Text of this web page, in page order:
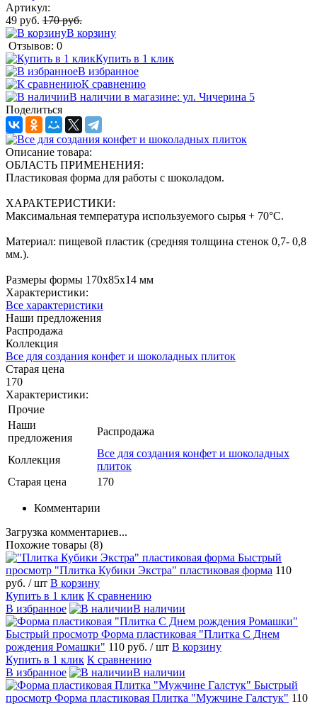
Артикул:
49 руб. 170 руб.
В корзину
Отзывов: 0
Купить в 1 клик
В избранное
К сравнению
В наличии в магазине: ул. Чичерина 5
Поделиться
Описание товара:
ОБЛАСТЬ ПРИМЕНЕНИЯ:
Пластиковая форма для работы с шоколадом.
ХАРАКТЕРИСТИКИ:
Максимальная температура используемого сырья + 70°С.
Материал: пищевой пластик (средняя толщина стенок 0,7- 0,8
мм.).
Размеры формы 170x85x14 мм
Характеристики:
Все характеристики
Наши предложения
Распродажа
Коллекция
Все для создания конфет и шоколадных плиток
Старая цена
170
Характеристики:
Прочие
Наши
предложения
Распродажа
Коллекция
Все для создания конфет и шоколадных
плиток
Старая цена
170
Комментарии
Загрузка комментариев...
Похожие товары (8)
Быстрый
просмотр "Плитка Кубики Экстра" пластиковая форма 110
руб. / шт В корзину
Купить в 1 клик К сравнению
В избранное
В наличии
Быстрый просмотр Форма пластиковая "Плитка С Днем
рождения Ромашки" 110 руб. / шт В корзину
Купить в 1 клик К сравнению
В избранное
В наличии
Быстрый
просмотр Форма пластиковая Плитка "Мужчине Галстук" 110